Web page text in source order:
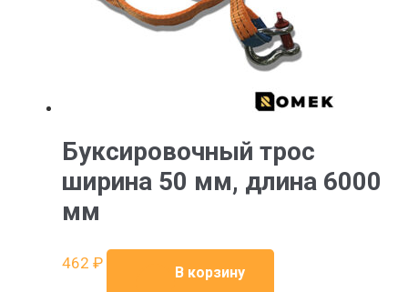
Буксировочный трос
ширина 50 мм, длина 6000
мм
462 ₽
В корзину